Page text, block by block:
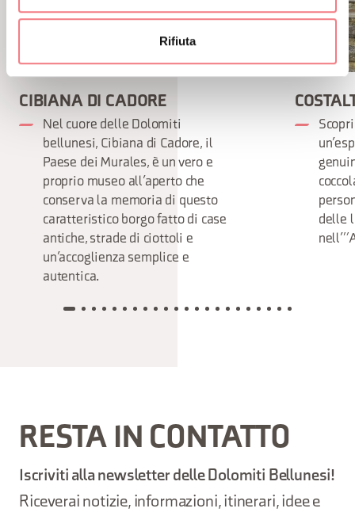
Rifiuta
CIBIANA DI CADORE
Nel cuore delle Dolomiti
bellunesi, Cibiana di Cadore, il
Paese dei Murales, è un vero e
proprio museo all’aperto che
conserva la memoria di questo
caratteristico borgo fatto di case
antiche, strade di ciottoli e
un’accoglienza semplice e
autentica.
delle
RESTA IN CONTATTO
Iscriviti alla newsletter delle Dolomiti Bellunesi!
Riceverai notizie, informazioni, itinerari, idee e